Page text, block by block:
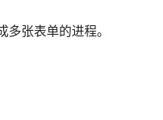
张表单的进程。